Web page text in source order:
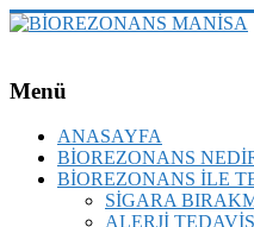
Skip
MANİSA
Sigara
Bırakma
Biorezonans
Menü
ANASAYFA
BİOREZONANS
BİOREZONANS İLE
SİGARA
ALERJİ